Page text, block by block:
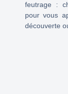
feutrage :
pour vous
découverte